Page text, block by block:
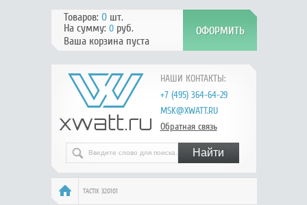
НАШИ КОНТАКТЫ:
+7 (495) 364-64-29
MSK@XWATT.RU
Обратная связь
Товаров: 0шт.
На сумму: 0руб.
Ваша корзина пуста
TACTIX 320101